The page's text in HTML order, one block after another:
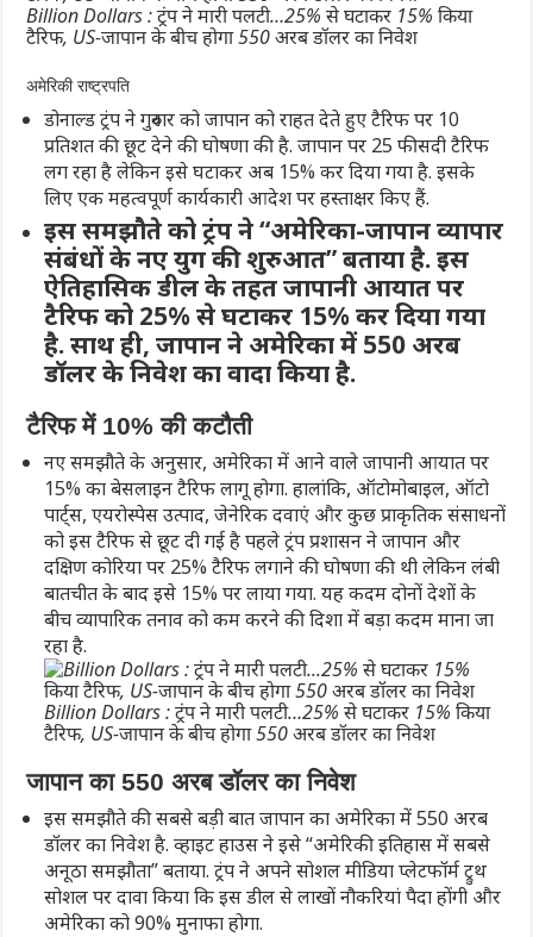
Billion Dollars : ट्रंप ने मारी पलटी…25% से घटाकर 15% किया
टैरिफ, US-जापान के बीच होगा 550 अरब डॉलर का निवेश
अमेरिकी राष्ट्रपति
डोनाल्ड ट्रंप ने गुरुवार को जापान को राहत देते हुए टैरिफ पर 10
प्रतिशत की छूट देने की घोषणा की है. जापान पर 25 फीसदी टैरिफ
लग रहा है लेकिन इसे घटाकर अब 15% कर दिया गया है. इसके
लिए एक महत्वपूर्ण कार्यकारी आदेश पर हस्ताक्षर किए हैं.
इस समझौते को ट्रंप ने “अमेरिका-जापान व्यापार
संबंधों के नए युग की शुरुआत” बताया है. इस
ऐतिहासिक डील के तहत जापानी आयात पर
टैरिफ को 25% से घटाकर 15% कर दिया गया
है. साथ ही, जापान ने अमेरिका में 550 अरब
डॉलर के निवेश का वादा किया है.
टैरिफ में 10% की कटौती
नए समझौते के अनुसार, अमेरिका में आने वाले जापानी आयात पर
15% का बेसलाइन टैरिफ लागू होगा. हालांकि, ऑटोमोबाइल, ऑटो
पार्ट्स, एयरोस्पेस उत्पाद, जेनेरिक दवाएं और कुछ प्राकृतिक संसाधनों
को इस टैरिफ से छूट दी गई है पहले ट्रंप प्रशासन ने जापान और
दक्षिण कोरिया पर 25% टैरिफ लगाने की घोषणा की थी लेकिन लंबी
बातचीत के बाद इसे 15% पर लाया गया. यह कदम दोनों देशों के
बीच व्यापारिक तनाव को कम करने की दिशा में बड़ा कदम माना जा
रहा है.
Billion Dollars : ट्रंप ने मारी पलटी…25% से घटाकर 15% किया
टैरिफ, US-जापान के बीच होगा 550 अरब डॉलर का निवेश
जापान का 550 अरब डॉलर का निवेश
इस समझौते की सबसे बड़ी बात जापान का अमेरिका में 550 अरब
डॉलर का निवेश है. व्हाइट हाउस ने इसे “अमेरिकी इतिहास में सबसे
अनूठा समझौता” बताया. ट्रंप ने अपने सोशल मीडिया प्लेटफॉर्म ट्रुथ
सोशल पर दावा किया कि इस डील से लाखों नौकरियां पैदा होंगी और
अमेरिका को 90% मुनाफा होगा.